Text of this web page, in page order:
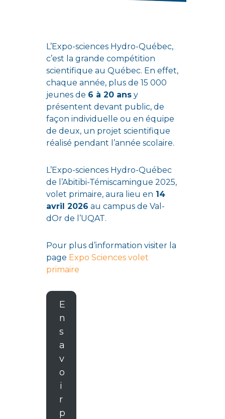
L’Expo-sciences Hydro-Québec,
c’est la grande compétition
scientifique au Québec. En effet,
chaque année, plus de 15 000
jeunes de 6 à 20 ansy
présentent devant public, de
façon individuelle ou en équipe
de deux, un projet scientifique
réalisé pendant l’année scolaire.
L’Expo-sciences Hydro-Québec
de l’Abitibi-Témiscamingue 2025,
volet primaire, aura lieu en 14
avril 2026 au campus de Val-
dOr de l’UQAT.
Pour plus d’information visiter la
page Expo Sciences volet
primaire
E
n
s
a
v
o
i
r
p